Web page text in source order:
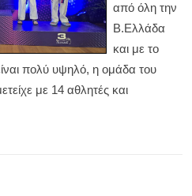
από όλη την
Β.Ελλάδα
και με το
πολύ υψηλό, η ομάδα του
με 14 αθλητές και